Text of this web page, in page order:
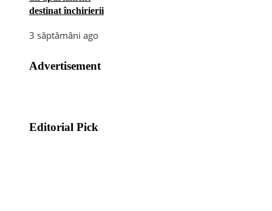
destinat închirierii
3 săptămâni ago
Advertisement
Editorial Pick